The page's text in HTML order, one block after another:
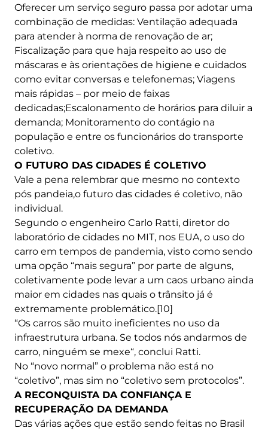
Oferecer um serviço seguro passa por adotar uma
combinação de medidas: Ventilação adequada
para atender à norma de renovação de ar;
Fiscalização para que haja respeito ao uso de
máscaras e às orientações de higiene e cuidados
como evitar conversas e telefonemas; Viagens
mais rápidas – por meio de faixas
dedicadas;Escalonamento de horários para diluir a
demanda; Monitoramento do contágio na
população e entre os funcionários do transporte
coletivo.
O FUTURO DAS CIDADES É COLETIVO
Vale a pena relembrar que mesmo no contexto
pós pandeia,o futuro das cidades é coletivo, não
individual.
Segundo o engenheiro Carlo Ratti, diretor do
laboratório de cidades no MIT, nos EUA, o uso do
carro em tempos de pandemia, visto como sendo
uma opção “mais segura” por parte de alguns,
coletivamente pode levar a um caos urbano ainda
maior em cidades nas quais o trânsito já é
extremamente problemático.[10]
“Os carros são muito ineficientes no uso da
infraestrutura urbana. Se todos nós andarmos de
carro, ninguém se mexe“, conclui Ratti.
No “novo normal” o problema não está no
“coletivo”, mas sim no “coletivo sem protocolos”.
A RECONQUISTA DA CONFIANÇA E
RECUPERAÇÃO DA DEMANDA
Das várias ações que estão sendo feitas no Brasil